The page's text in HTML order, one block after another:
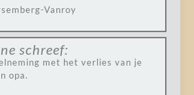
Vanroy
schreef:
met het verlies van je
opa.